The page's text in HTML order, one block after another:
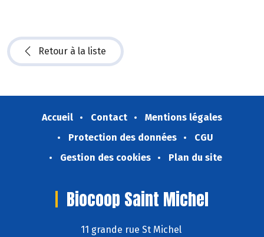
Retour à la liste
Accueil Contact
Mentions légales
Protection des données
CGU
Gestion des cookies
Plan du site
Biocoop Saint Michel
11 grande rue St Michel